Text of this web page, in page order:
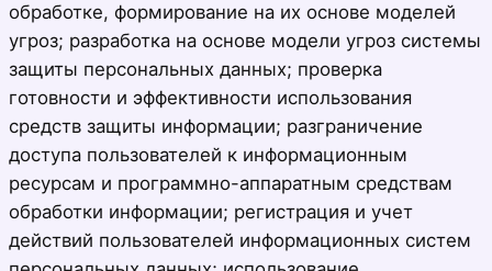
обработке, формирование на их основе моделей
угроз; разработка на основе модели угроз системы
защиты персональных данных; проверка
готовности и эффективности использования
средств защиты информации; разграничение
доступа пользователей к информационным
ресурсам и программно-аппаратным средствам
обработки информации; регистрация и учет
действий пользователей информационных систем